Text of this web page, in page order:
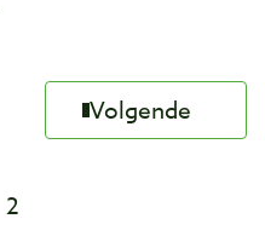
2
Volgende